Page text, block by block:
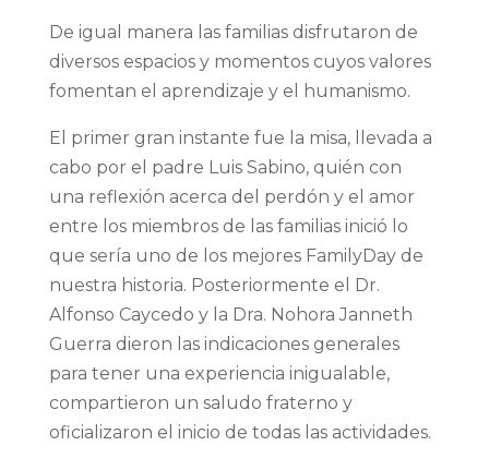
De igual manera las familias disfrutaron de
diversos espacios y momentos cuyos valores
fomentan el aprendizaje y el humanismo.
El primer gran instante fue la misa, llevada a
cabo por el padre Luis Sabino, quién con
una reflexión acerca del perdón y el amor
entre los miembros de las familias inició lo
que sería uno de los mejores FamilyDay de
nuestra historia. Posteriormente el Dr.
Alfonso Caycedo y la Dra. Nohora Janneth
Guerra dieron las indicaciones generales
para tener una experiencia inigualable,
compartieron un saludo fraterno y
oficializaron el inicio de todas las actividades.